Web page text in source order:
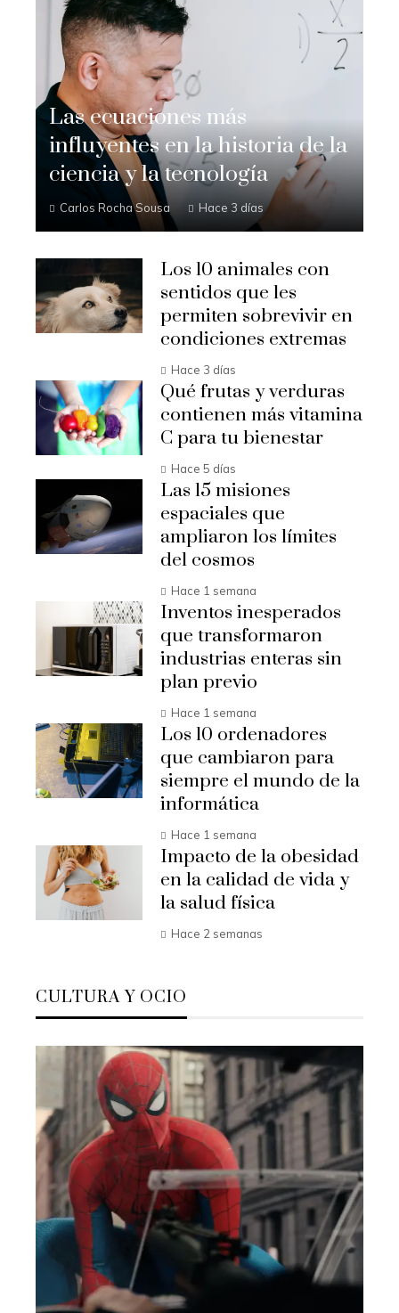
Las ecuaciones más
influyentes en la historia de la
ciencia y la tecnología
Carlos Rocha Sousa Hace 3 días
Los 10 animales con
sentidos que les
permiten sobrevivir en
condiciones extremas
Hace 3 días
Qué frutas y verduras
contienen más vitamina
C para tu bienestar
Hace 5 días
Las 15 misiones
espaciales que
ampliaron los límites
del cosmos
Hace 1 semana
Inventos inesperados
que transformaron
industrias enteras sin
plan previo
Hace 1 semana
Los 10 ordenadores
que cambiaron para
siempre el mundo de la
informática
Hace 1 semana
Impacto de la obesidad
en la calidad de vida y
la salud física
Hace 2 semanas
CULTURA Y OCIO